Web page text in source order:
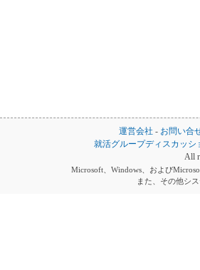
運営会社 - お問い合
就活グループディスカッシ
All
Microsoft、Windows、および
また、その他シ